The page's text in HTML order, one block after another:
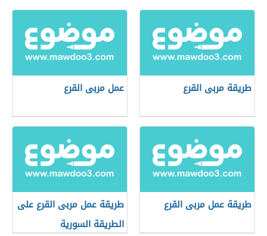
طريقة مربى القرع عمل مربى القرع
طريقة عمل مربى القرع
طريقة عمل مربى القرع على
الطريقة السورية